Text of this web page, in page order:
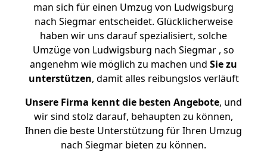
man sich für einen Umzug von Ludwigsburg
nach Siegmar entscheidet. Glücklicherweise
haben wir uns darauf spezialisiert, solche
Umzüge von Ludwigsburg nach Siegmar , so
angenehm wie möglich zu machen und Sie zu
unterstützen, damit alles reibungslos verläuft
Unsere Firma kennt die besten Angebote, und
wir sind stolz darauf, behaupten zu können,
Ihnen die beste Unterstützung für Ihren Umzug
nach Siegmar bieten zu können.